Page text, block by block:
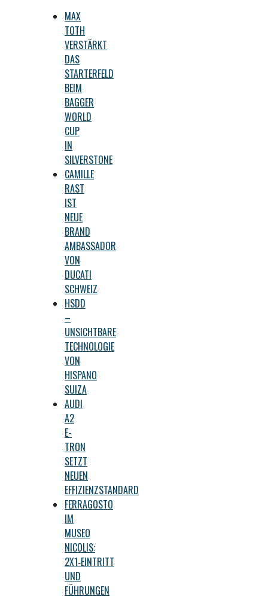
MAX
TOTH
VERSTÄRKT
DAS
STARTERFELD
BEIM
BAGGER
WORLD
CUP
IN
SILVERSTONE
CAMILLE
RAST
IST
NEUE
BRAND
AMBASSADOR
VON
DUCATI
SCHWEIZ
HSDD
–
UNSICHTBARE
TECHNOLOGIE
VON
HISPANO
SUIZA
AUDI
A2
E-
TRON
SETZT
NEUEN
EFFIZIENZSTANDARD
FERRAGOSTO
IM
MUSEO
NICOLIS:
2X1‑EINTRITT
UND
FÜHRUNGEN